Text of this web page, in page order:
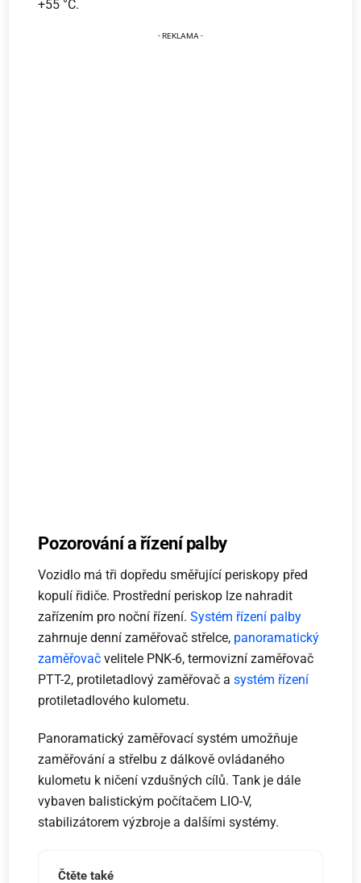
+55 °C.
Pozorování a řízení palby
Vozidlo má tři dopředu směřující periskopy před
kopulí řidiče. Prostřední periskop lze nahradit
zařízením pro noční řízení.Systém řízení palby
zahrnuje denní zaměřovač střelce, panoramatický
zaměřovač velitele PNK-6, termovizní zaměřovač
PTT-2, protiletadlový zaměřovač asystém řízení
protiletadlového kulometu.
Panoramatický zaměřovací systém umožňuje
zaměřování a střelbu z dálkově ovládaného
kulometu k ničení vzdušných cílů. Tank je dále
vybaven balistickým počítačem LIO-V,
stabilizátorem výzbroje a dalšími systémy.
Čtěte také